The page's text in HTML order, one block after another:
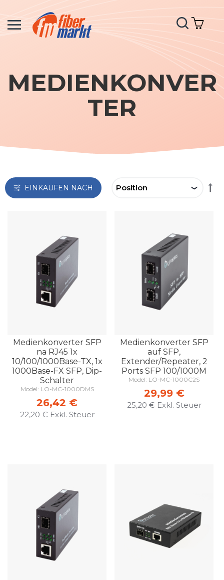
Suche
MEDIENKONVER
TER
EINKAUFEN NACH
Medienkonverter SFP
na RJ45 1x
10/100/1000Base-TX, 1x
1000Base-FX SFP, Dip-
Schalter
Model: LO-MC-1000DMS
26,42 €
22,20 €
Medienkonverter SFP
auf SFP,
Extender/Repeater, 2
Ports SFP 100/1000M
Model: LO-MC-1000C2S
29,99 €
25,20 €